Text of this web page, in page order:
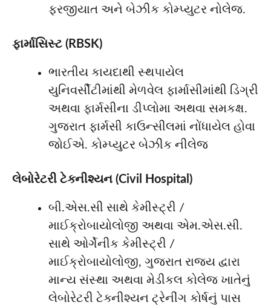
ફરજીયાત અને બેઝીક કોમ્પ્યુટર નોલેજ.
ફાર્માસિસ્ટ (RBSK)
ભારતીય કાયદાથી સ્થપાયેલ
યુનિવર્સીટીમાંથી મેળવેલ ફાર્માસીમાંથી ડિગ્રી
અથવા ફાર્મસીના ડીપ્લોમા અથવા સમકક્ષ.
ગુજરાત ફાર્મસી કાઉન્સીલમાં નોંધાયેલ હોવા
જોઈએ. કોમ્પ્યુટર બેઝીક નીલેજ
લેબોરેટરી ટેક્નીશ્યન (Civil Hospital)
બી.એસ.સી સાથે કેમીસ્ટ્રી /
માઈક્રોબાયોલોજી અથવા એમ.એસ.સી.
સાથે ઓર્ગેનીક કેમીસ્ટ્રી /
માઈક્રોબાયોલોજી, ગુજરાત રાજ્ય દ્વારા
માન્ય સંસ્થા અથવા મેડીકલ કોલેજ ખાતેનું
લેબોરેટરી ટેક્નીશ્યન ટ્રેનીંગ કોર્ષનું પાસ